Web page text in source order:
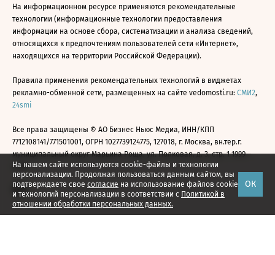
На нашем сайте используются cookie-файлы и технологии
персонализации. Продолжая пользоваться данным сайтом, вы
подтверждаете свое согласие на использование файлов cookie
и технологий персонализации в соответствии с Политикой в
отношении обработки персональных данных.
ОК
На информационном ресурсе применяются рекомендательные
технологии (информационные технологии предоставления
информации на основе сбора, систематизации и анализа сведений,
относящихся к предпочтениям пользователей сети «Интернет»,
находящихся на территории Российской Федерации).
Правила применения рекомендательных технологий в виджетах
рекламно-обменной сети, размещенных на сайте vedomosti.ru: СМИ2,
24smi
Все права защищены © АО Бизнес Ньюс Медиа, ИНН/КПП
7712108141/771501001, ОГРН 1027739124775, 127018, г. Москва, вн.тер.г.
муниципальный округ Марьина Роща, ул. Полковая, д. 3, стр. 1 1999—
2026